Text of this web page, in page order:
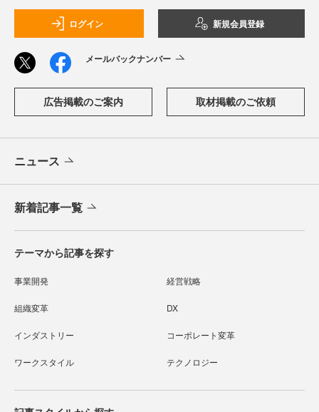
ログイン 新規会員登録
メールバックナンバー
広告掲載のご案内 取材掲載のご依頼
ニュース
新着記事一覧
テーマから記事を探す
事業開発 経営戦略
組織変革 DX
インダストリー コーポレート変革
ワークスタイル テクノロジー